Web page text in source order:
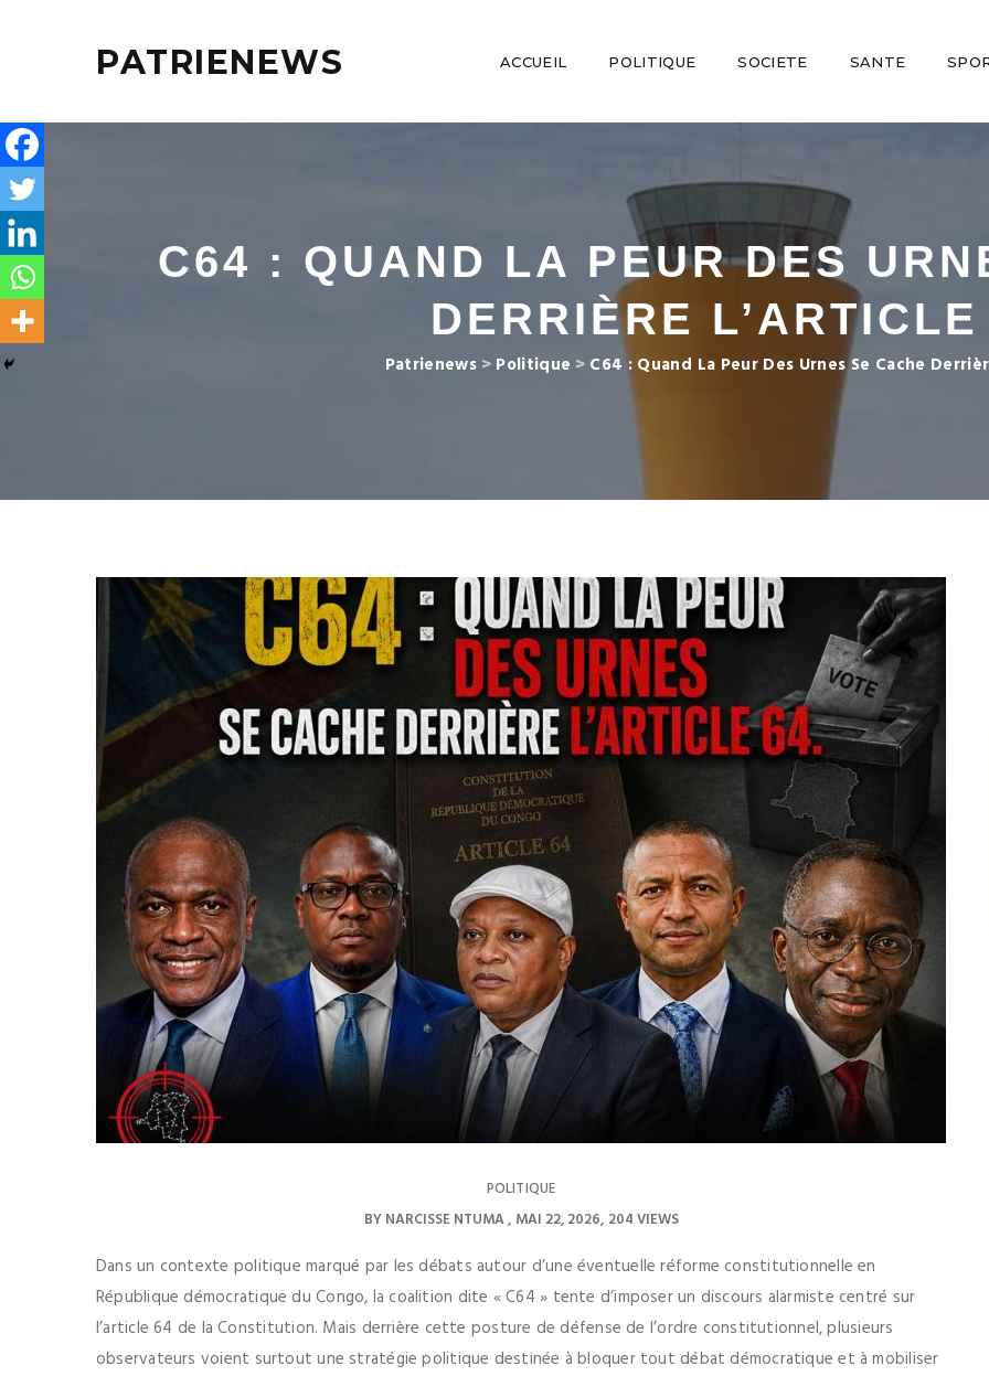
PATRIENEWS ACCUEIL POLITIQUE SOCIETE SANTE
C64 : QUAND LA PEUR DES
DERRIÈRE L’ARTICLE
Patrienews > Politique > C64 : Quand La Peur Des Urnes Se Cache
POLITIQUE
BYNARCISSE NTUMA MAI 22, 2026 204 VIEWS
Dans un contexte politique marqué par les débats autour d’une éventuelle réforme constitutionnelle en
République démocratique du Congo, la coalition dite « C64 » tente d’imposer un discours alarmiste centré sur
l’article 64 de la Constitution. Mais derrière cette posture de défense de l’ordre constitutionnel, plusieurs
observateurs voient surtout une stratégie politique destinée à bloquer tout débat démocratique et à mobiliser